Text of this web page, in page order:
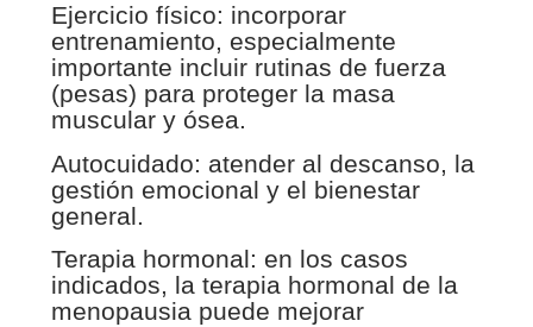
Ejercicio físico: incorporar
entrenamiento, especialmente
importante incluir rutinas de fuerza
(pesas) para proteger la masa
muscular y ósea.
Autocuidado: atender al descanso, la
gestión emocional y el bienestar
general.
Terapia hormonal: en los casos
indicados, la terapia hormonal de la
menopausia puede mejorar